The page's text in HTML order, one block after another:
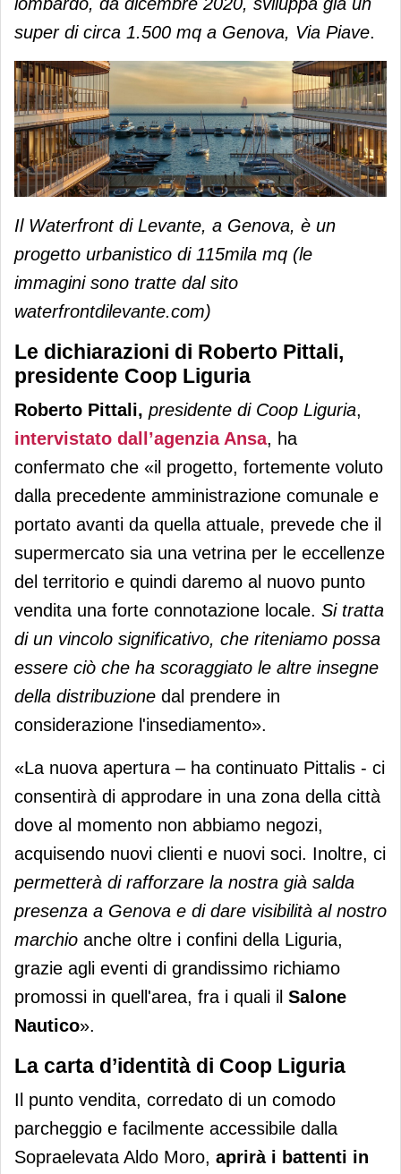
super di circa 1.500 mq a Genova, Via Piave.
Il Waterfront di Levante, a Genova, è un
progetto urbanistico di 115mila mq (le
immagini sono tratte dal sito
waterfrontdilevante.com)
Le dichiarazioni di Roberto Pittali,
presidente Coop Liguria
Roberto Pittali, presidente di Coop Liguria,
intervistato dall’agenzia Ansa, ha
confermato che «il progetto, fortemente voluto
dalla precedente amministrazione comunale e
portato avanti da quella attuale, prevede che il
supermercato sia una vetrina per le eccellenze
del territorio e quindi daremo al nuovo punto
vendita una forte connotazione locale. Si tratta
di un vincolo significativo, che riteniamo possa
essere ciò che ha scoraggiato le altre insegne
della distribuzione dal prendere in
considerazione l'insediamento».
«La nuova apertura – ha continuato Pittalis - ci
consentirà di approdare in una zona della città
dove al momento non abbiamo negozi,
acquisendo nuovi clienti e nuovi soci. Inoltre, ci
permetterà di rafforzare la nostra già salda
presenza a Genova e di dare visibilità al nostro
marchio anche oltre i confini della Liguria,
grazie agli eventi di grandissimo richiamo
promossi in quell'area, fra i quali il Salone
Nautico».
La carta d’identità di Coop Liguria
Il punto vendita, corredato di un comodo
parcheggio e facilmente accessibile dalla
Sopraelevata Aldo Moro, aprirà i battenti in